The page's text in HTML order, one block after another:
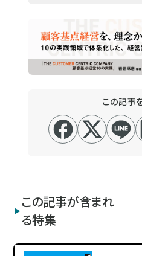
この記事
この記事が含まれ
る特集